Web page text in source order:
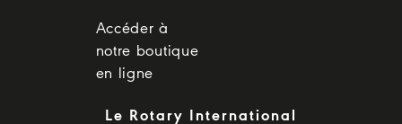
Accéder à
notre boutique
en ligne
Le Rotary International